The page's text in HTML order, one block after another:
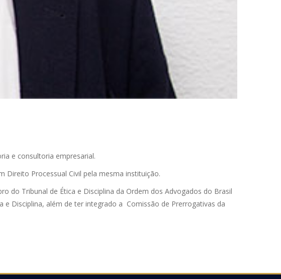
e consultoria empresarial.
Direito Processual Civil pela mesma instituição.
do Tribunal de Ética e Disciplina da Ordem dos Advogados do Brasil
e Disciplina, além de ter integrado a Comissão de Prerrogativas da